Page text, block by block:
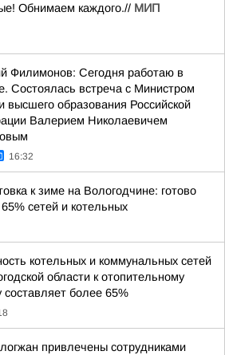
Обнимаем каждого.// МИП
Филимонов: Сегодня работаю в
Состоялась встреча с Министром
высшего образования Российской
Валерием Николаевичем
16:32
к зиме на Вологодчине: готово
сетей и котельных
котельных и коммунальных сетей
области к отопительному
составляет более 65%
привлечены сотрудниками